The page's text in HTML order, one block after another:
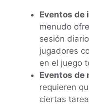
Eventos de
menudo
sesión
jugadores
en el juego
Eventos de
requieren
ciertas